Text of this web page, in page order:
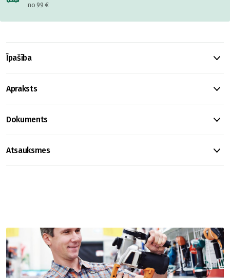
no 99 €
Īpašība
Apraksts
Dokuments
Atsauksmes